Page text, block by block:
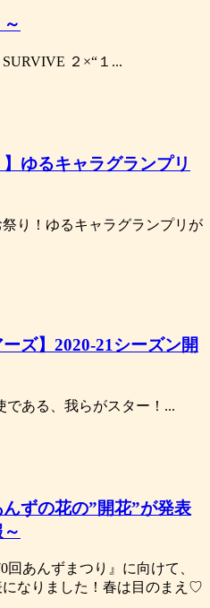
２×“１...
ゆるキャラグランプリ
り！ゆるキャラグランプリが
ズ】2020-21シーズン開
である、我らがスター！...
ずの花の”開花”が発表
あんずまつり』に向けて、
なりました！春は目のまえ♡